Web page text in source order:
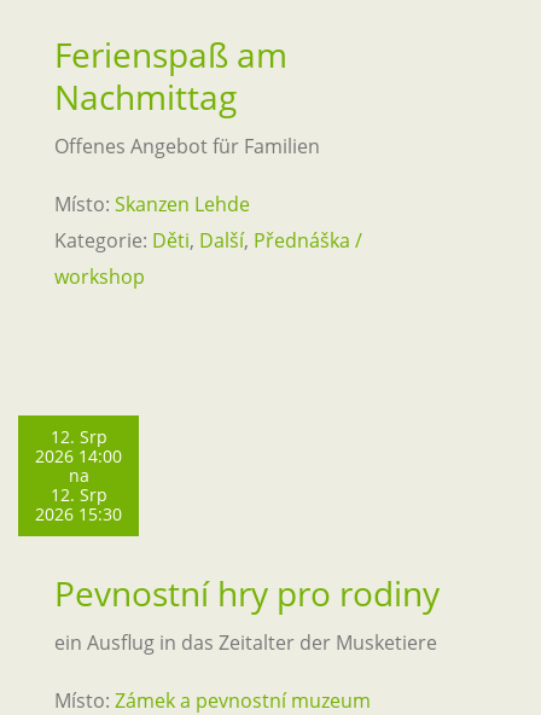
Ferienspaß am
Nachmittag
Offenes Angebot für Familien
Místo: Skanzen Lehde
Kategorie: Děti, Další, Přednáška /
workshop
12. Srp
2026 14:00
na
12. Srp
2026 15:30
Pevnostní hry pro rodiny
ein Ausflug in das Zeitalter der Musketiere
Místo: Zámek a pevnostní muzeum